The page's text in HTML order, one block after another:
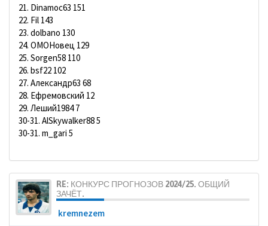
21. Dinamoc63 151
22. Fil 143
23. dolbano 130
24. ОМОНовец 129
25. Sorgen58 110
26. bsf22 102
27. Александр63 68
28. Ефремовский 12
29. Леший1984 7
30-31. AlSkywalker88 5
30-31. m_gari 5
RE: КОНКУРС ПРОГНОЗОВ 2024/25. ОБЩИЙ
ЗАЧЁТ.
kremnezem